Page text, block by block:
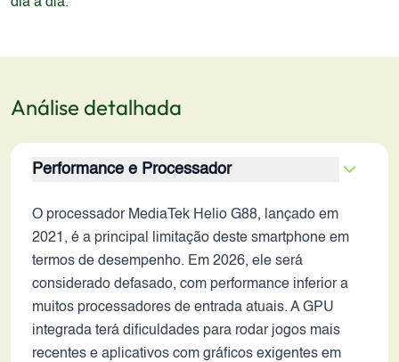
Análise detalhada
Performance e Processador
O processador MediaTek Helio G88, lançado em
2021, é a principal limitação deste smartphone em
termos de desempenho. Em 2026, ele será
considerado defasado, com performance inferior a
muitos processadores de entrada atuais. A GPU
integrada terá dificuldades para rodar jogos mais
recentes e aplicativos com gráficos exigentes em